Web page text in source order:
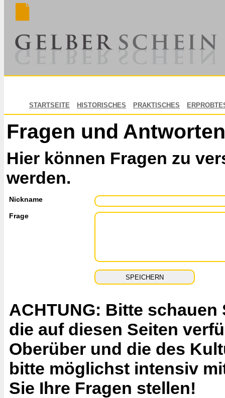
STARTSEITE HISTORISCHES PRAKTISCHES
Fragen und Antworten
Hier können Fragen zu
werden.
Nickname
Frage
ACHTUNG: Bitte
die auf diesen Seiten
Oberüber und die des
bitte möglichst intensiv
Sie Ihre Fragen stellen!